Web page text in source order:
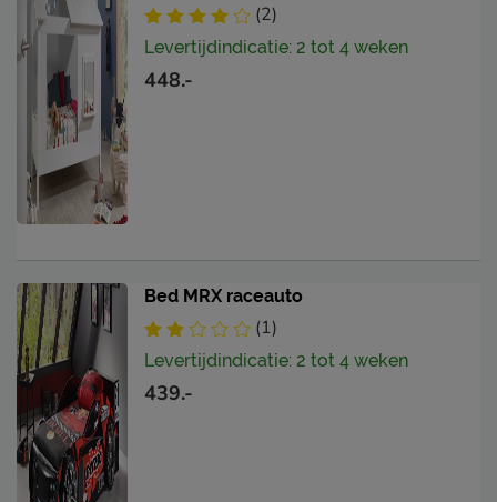
(2)
Levertijdindicatie: 2 tot 4 weken
448.-
Bed MRX raceauto
(1)
Levertijdindicatie: 2 tot 4 weken
439.-